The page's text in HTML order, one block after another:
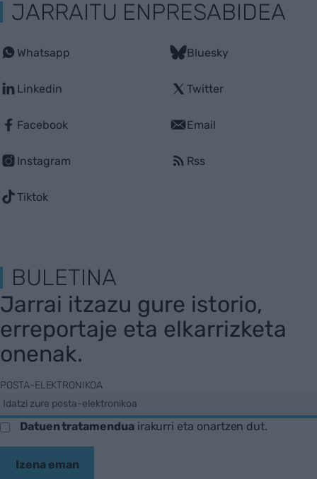
JARRAITU ENPRESABIDEA
Whatsapp
Linkedin
Facebook
Instagram
Tiktok
Bluesky
Twitter
Email
Rss
BULETINA
Jarrai itzazu gure istorio,
erreportaje eta elkarrizketa
onenak.
POSTA-ELEKTRONIKOA
Datuen tratamenduairakurri eta onartzen dut.
Izena eman